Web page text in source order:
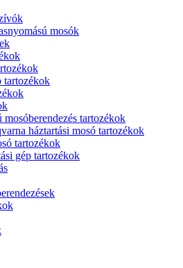
mosók
tartozékok
mosóberendezés tartozékok
háztartási mosó tartozékok
tartozékok
gép tartozékok